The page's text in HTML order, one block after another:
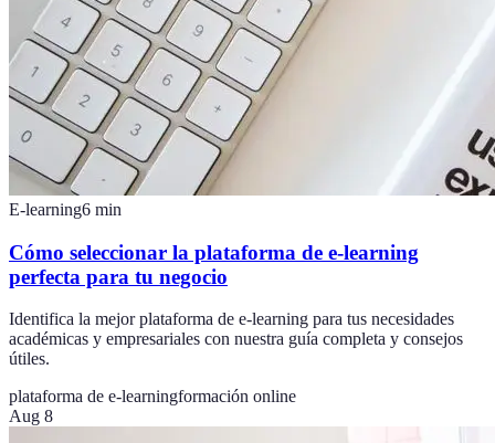
E-learning6 min
Cómo seleccionar la plataforma de e-learning
perfecta para tu negocio
Identifica la mejor plataforma de e-learning para tus necesidades
académicas y empresariales con nuestra guía completa y consejos
útiles.
plataforma de e-learningformación online
Aug 8